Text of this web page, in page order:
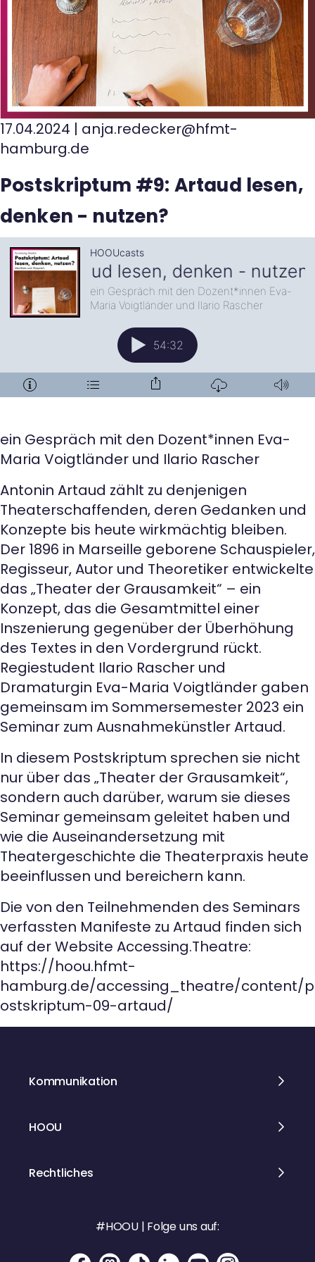
Kontakt
17.04.2024 | anja.redecker@hfmt-
hamburg.de
Postskriptum #9: Artaud lesen,
denken - nutzen?
ein Gespräch mit den Dozent*innen Eva-
Maria Voigtländer und Ilario Rascher
Antonin Artaud zählt zu denjenigen
Theaterschaffenden, deren Gedanken und
Konzepte bis heute wirkmächtig bleiben.
Der 1896 in Marseille geborene Schauspieler,
Regisseur, Autor und Theoretiker entwickelte
das „Theater der Grausamkeit“ – ein
Konzept, das die Gesamtmittel einer
Inszenierung gegenüber der Überhöhung
des Textes in den Vordergrund rückt.
Regiestudent Ilario Rascher und
Dramaturgin Eva-Maria Voigtländer gaben
gemeinsam im Sommersemester 2023 ein
Seminar zum Ausnahmekünstler Artaud.
In diesem Postskriptum sprechen sie nicht
nur über das „Theater der Grausamkeit“,
sondern auch darüber, warum sie dieses
Seminar gemeinsam geleitet haben und
wie die Auseinandersetzung mit
Theatergeschichte die Theaterpraxis heute
beeinflussen und bereichern kann.
Die von den Teilnehmenden des Seminars
verfassten Manifeste zu Artaud finden sich
auf der Website Accessing.Theatre:
https://hoou.hfmt-
hamburg.de/accessing_theatre/content/p
ostskriptum-09-artaud/
Kommunikation
HOOU
Rechtliches
#HOOU | Folge uns auf: